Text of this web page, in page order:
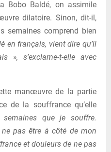
Bobo Baldé, on assimile
dilatoire. Sinon, dit-il,
semaines comprend bien
en français, vient dire qu’il
», s’exclame-t-elle avec
manœuvre de la partie
de la souffrance qu’elle
que je souffre.
pas être à côté de mon
et douleurs de ne pas